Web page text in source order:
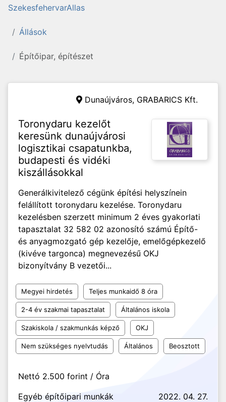
SzekesfehervarAllas
Állások
Építőipar, építészet
Dunaújváros, GRABARICS Kft.
Toronydaru kezelőt
keresünk dunaújvárosi
logisztikai csapatunkba,
budapesti és vidéki
kiszállásokkal
Generálkivitelező cégünk építési helyszínein
felállított toronydaru kezelése. Toronydaru
kezelésben szerzett minimum 2 éves gyakorlati
tapasztalat 32 582 02 azonosító számú Építő-
és anyagmozgató gép kezelője, emelőgépkezelő
(kivéve targonca) megnevezésű OKJ
bizonyítvány B vezetői...
Megyei hirdetés Teljes munkaidő 8 óra
2-4 év szakmai tapasztalat Általános iskola
Szakiskola / szakmunkás képző OKJ
Nem szükséges nyelvtudás Általános Beosztott
Nettó 2.500 forint / Óra
Egyéb építőipari munkák
2022. 04. 27.